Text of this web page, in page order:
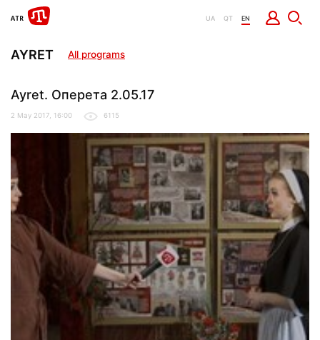
UA QT EN
AYRET All programs
Ayret. Оперета 2.05.17
2 May 2017, 16:00 6115